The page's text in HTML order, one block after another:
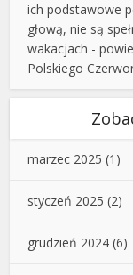
ich podstawowe
głową, nie są
wakacjach -
Polskiego
marzec 2025 (1)
styczeń 2025 (2)
grudzień 2024 (6)